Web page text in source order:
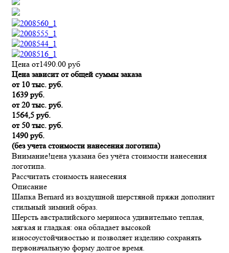
Цена от1490.00 руб
Цена зависит от общей суммы заказа
от 10 тыс. руб.
1639 руб.
от 20 тыс. руб.
1564,5 руб.
от 50 тыс. руб.
1490 руб.
(без учета стоимости нанесения логотипа)
Внимание!цена указана без учёта стоимости нанесения
логотипа.
Рассчитать стоимость нанесения
Описание
Шапка Bernard из воздушной шерстяной пряжи дополнит
стильный зимний образ.
Шерсть австралийского мериноса удивительно теплая,
мягкая и гладкая: она обладает высокой
износоустойчивостью и позволяет изделию сохранять
первоначальную форму долгое время.